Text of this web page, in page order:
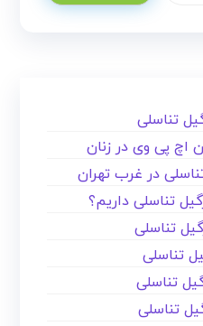
تناسلی
در غرب تهران
تناسلی داریم؟
تناسلی
تناسلی
تناسلی
تناسلی